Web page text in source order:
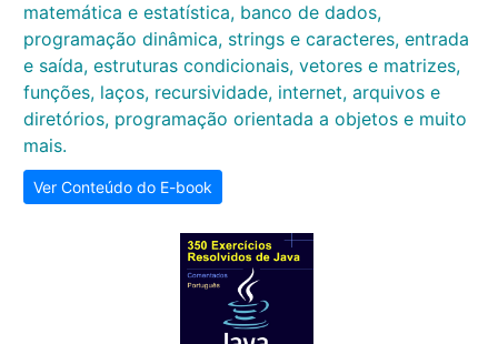
matemática e estatística, banco de dados,
programação dinâmica, strings e caracteres, entrada
e saída, estruturas condicionais, vetores e matrizes,
funções, laços, recursividade, internet, arquivos e
diretórios, programação orientada a objetos e muito
mais.
Ver Conteúdo do E-book